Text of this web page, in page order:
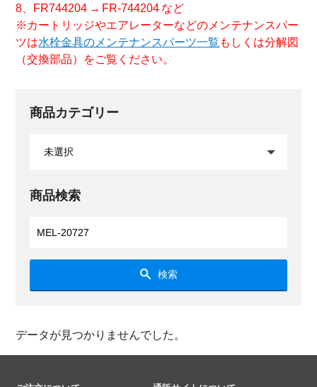
8、FR744204 → FR-744204 など
※カートリッジやエアレーターなどのメンテナンスパー
ツは水栓金具のメンテナンスパーツ一覧 もしくは分解図
（交換部品）をご覧ください。
商品カテゴリー
商品検索
検索
データが見つかりませんでした。